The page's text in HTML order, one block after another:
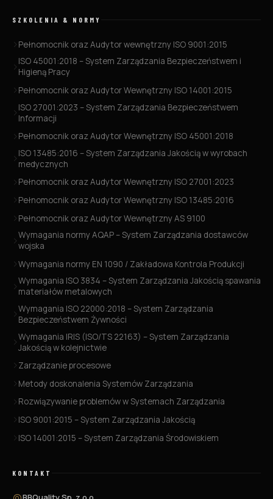
SZKOLENIA & NORMY
Pełnomocnik oraz Audytor wewnętrzny ISO 9001:2015
ISO 45001:2018 – System Zarządzania Bezpieczeństwem i
Higieną Pracy
Pełnomocnik oraz Audytor Wewnętrzny ISO 14001:2015
ISO 27001:2023 – System Zarządzania Bezpieczeństwem
Informacji
Pełnomocnik oraz Audytor Wewnętrzny ISO 45001:2018
ISO 13485:2016 – System Zarządzania Jakością w wyrobach
medycznych
Pełnomocnik oraz Audytor Wewnętrzny ISO 27001:2023
Pełnomocnik oraz Audytor Wewnętrzny ISO 13485:2016
Pełnomocnik oraz Audytor Wewnętrzny AS 9100
Wymagania normy AQAP – System Zarządzania dostawców
wojska
Wymagania normy EN 1090 / Zakładowa Kontrola Produkcji
Wymagania ISO 3834 – System Zarządzania Jakością spawania
materiałów metalowych
Wymagania ISO 22000:2018 – System Zarządzania
Bezpieczeństwem Żywności
Wymagania IRIS (ISO/TS 22163) – System Zarządzania
Jakością w kolejnictwie
Zarządzanie procesowe
Metody doskonalenia Systemów Zarządzania
Rozwiązywanie problemów w Systemach Zarządzania
ISO 9001:2015 – System Zarządzania Jakością
ISO 14001:2015 – System Zarządzania Środowiskiem
KONTAKT